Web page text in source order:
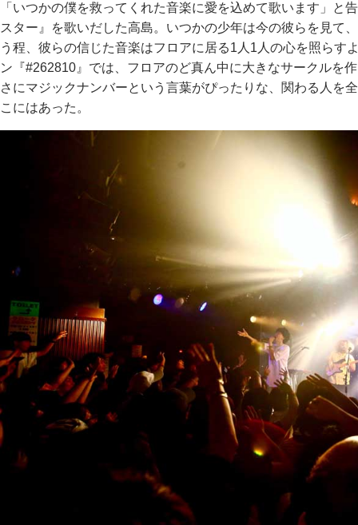
「いつかの僕を救ってくれた音楽に愛を込めて歌います」と
スター』を歌いだした高島。いつかの少年は今の彼らを見て
う程、彼らの信じた音楽はフロアに居る1人1人の心を照らす
ン『#262810』では、フロアのど真ん中に大きなサークルを
さにマジックナンバーという言葉がぴったりな、関わる人を
こにはあった。